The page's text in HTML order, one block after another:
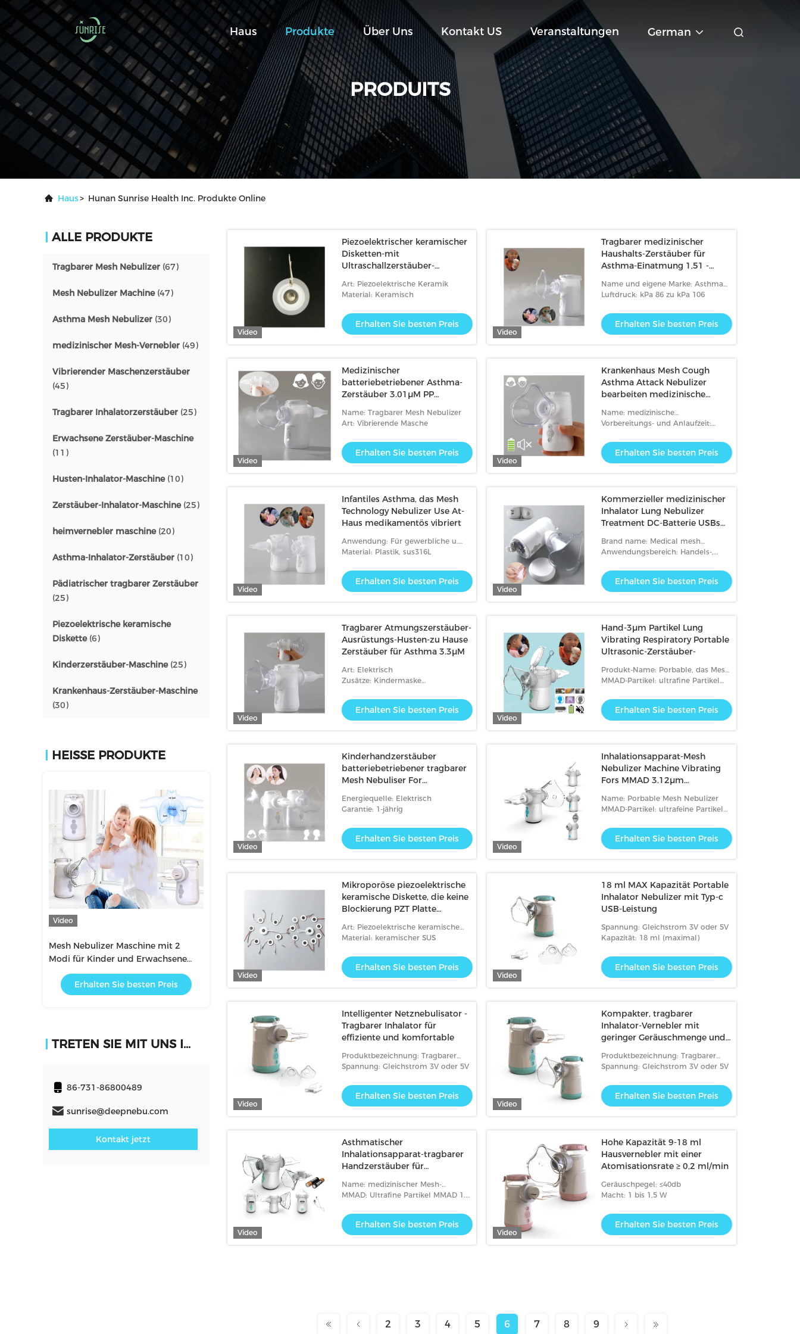
Haus Produkte Über Uns Kontakt US Veranstaltungen German
PRODUITS
Haus> Hunan Sunrise Health Inc. Produkte Online
ALLE PRODUKTE
Tragbarer Mesh Nebulizer (67)
Mesh Nebulizer Machine(47)
Asthma Mesh Nebulizer (30)
medizinischer Mesh-Vernebler (49)
Vibrierender Maschenzerstäuber
(45)
Tragbarer Inhalatorzerstäuber (25)
Erwachsene Zerstäuber-Maschine
(11)
Husten-Inhalator-Maschine(10)
Zerstäuber-Inhalator-Maschine(25)
heimvernebler maschine(20)
Asthma-Inhalator-Zerstäuber (10)
Pädiatrischer tragbarer Zerstäuber
(25)
Piezoelektrische keramische
Diskette(6)
Kinderzerstäuber-Maschine(25)
Krankenhaus-Zerstäuber-Maschine
(30)
HEISSE PRODUKTE
Video
Mesh Nebulizer Maschine mit 2
Modi für Kinder und Erwachsene
überlegener als Kompressor
Erhalten Sie besten Preis
Batterie und Gleichstrom-USB-
Netznebulisator mit verstellbarer
Geschwindigkeit
Erhalten Sie besten Preis
Netznebulisator für Kinder oder
Erwachsene
Video
Medizinischer Netznebulisator
Whisper Quiet Zwei
Stromversorgung
Double Channel Ultrasonic
Zerstäuber-Maschine
TRETEN SIE MIT UNS IN VERBINDUNG
86-731-86800489
sunrise@deepnebu.com
Kontakt jetzt
Video
Piezoelektrischer keramischer
Disketten-mit
Ultraschallzerstäuber-
Präzisionssteuerung
Art: Piezoelektrische Keramik
Material: Keramisch
Erhalten Sie besten Preis
Video
Tragbarer medizinischer
Haushalts-Zerstäuber für
Asthma-Einatmung 1,51 -
Name und eigene Marke: Asthma
meshe Zerstäuber deePNebu
Luftdruck: kPa 86 zu kPa 106
Erhalten Sie besten Preis
Video
Medizinischer
batteriebetriebener Asthma-
Zerstäuber 3.01μM PP
Name: Tragbarer Mesh Nebulizer
Art: Vibrierende Masche
Erhalten Sie besten Preis
Video
Krankenhaus Mesh Cough
Asthma Attack Nebulizer
bearbeiten medizinische
Name: medizinische
Maschenzerstäubermaschine
Vorbereitungs- und Anlaufzeit:
Erhalten Sie besten Preis
Video
Infantiles Asthma, das Mesh
Technology Nebulizer Use At-
Haus medikamentös vibriert
Anwendung: Für gewerbliche u.
Hauptnutzung
Material: Plastik, sus316L
Erhalten Sie besten Preis
Video
Kommerzieller medizinischer
Inhalator Lung Nebulizer
Treatment DC-Batterie USBs
Brand name: Medical mesh
nebulizer
Anwendungsbereich: Handels-,
Sorgfalteinstellungen
Erhalten Sie besten Preis
Video
Tragbarer Atmungszerstäuber-
Ausrüstungs-Husten-zu Hause
Zerstäuber für Asthma 3.3μM
Art: Elektrisch
Zusätze: Kindermaske
Erhalten Sie besten Preis
Video
Hand-3μm Partikel Lung
Vibrating Respiratory Portable
Ultrasonic-Zerstäuber-
Produkt-Name: Porbable, das Mesh
Nebulizer vibriert
MMAD-Partikel: ultrafine Partikel
Erhalten Sie besten Preis
Video
Kinderhandzerstäuber
batteriebetriebener tragbarer
Mesh Nebuliser For
Energiequelle: Elektrisch
Garantie: 1-jährig
Erhalten Sie besten Preis
Video
Inhalationsapparat-Mesh
Nebulizer Machine Vibrating
Fors MMAD 3.12μm
Name: Porbable Mesh Nebulizer
MMAD-Partikel: ultrafeine Partikel
Erhalten Sie besten Preis
Video
Mikroporöse piezoelektrische
keramische Diskette, die keine
Blockierung PZT Platte
Art: Piezoelektrische keramische
Masche
Material: keramischer SUS
Erhalten Sie besten Preis
Video
18 ml MAX Kapazität Portable
Inhalator Nebulizer mit Typ-c
USB-Leistung
Spannung: Gleichstrom 3V oder 5V
Kapazität: 18 ml (maximal)
Erhalten Sie besten Preis
Video
Intelligenter Netznebulisator -
Tragbarer Inhalator für
effiziente und komfortable
Produktbezeichnung: Tragbarer
Inhalatorzerstäuber
Spannung: Gleichstrom 3V oder 5V
Erhalten Sie besten Preis
Video
Kompakter, tragbarer
Inhalator-Vernebler mit
geringer Geräuschmenge und
Produktbezeichnung: Tragbarer
Inhalatorzerstäuber
Spannung: Gleichstrom 3V oder 5V
Erhalten Sie besten Preis
Video
Asthmatischer
Inhalationsapparat-tragbarer
Handzerstäuber für
75% 2-3.3μm
Name: medizinischer Mesh-
Vernebler
MMAD: Ultrafine Partikel MMAD 1.8-
Erhalten Sie besten Preis
Video
Hohe Kapazität 9-18 ml
Hausvernebler mit einer
Atomisationsrate ≥ 0,2 ml/min
Geräuschpegel: ≤40db
Macht: 1 bis 1,5 W
Erhalten Sie besten Preis
2 3 4 5 6 7 8 9